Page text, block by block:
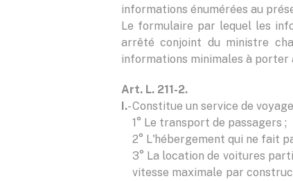
informations énumérées au
Le formulaire par lequel les
arrêté conjoint du ministre
informations minimales à porter
Art. L. 211-2.
I.- Constitue un service de
1° Le transport de passagers ;
2° L'hébergement qui ne fait
3° La location de voitures
vitesse maximale par